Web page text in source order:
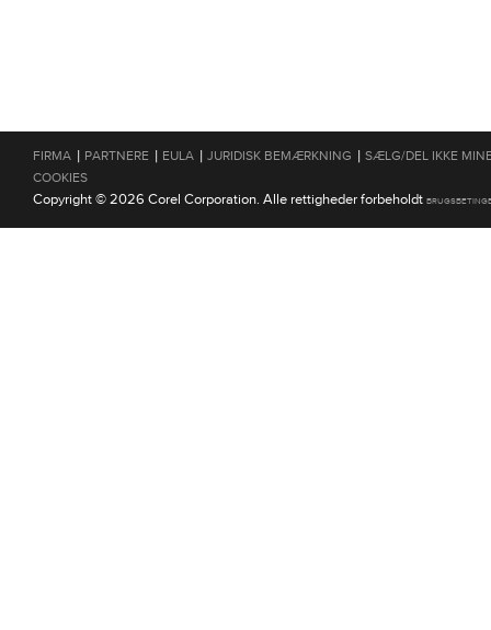
FIRMA | PARTNERE | EULA | JURIDISK BEMÆRKNING | SÆLG/DEL IKKE
COOKIES
Copyright © 2026 Corel Corporation. Alle rettigheder forbeholdt